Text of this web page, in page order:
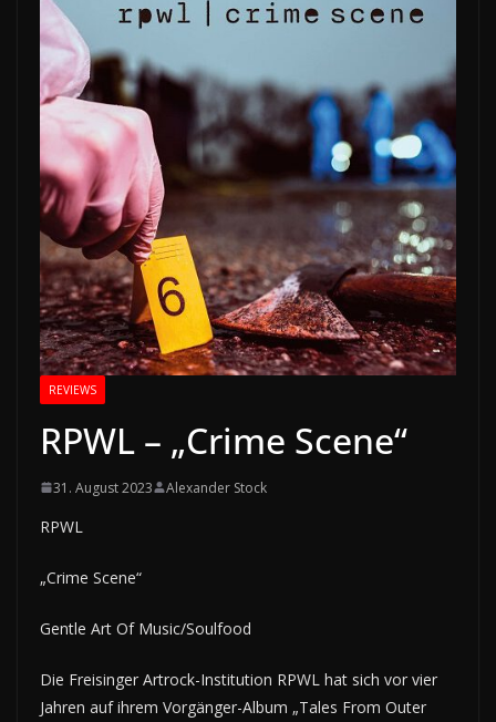
REVIEWS
RPWL – „Crime Scene“
31. August 2023 Alexander Stock
RPWL
„Crime Scene“
Gentle Art Of Music/Soulfood
Die Freisinger Artrock-Institution RPWL hat sich vor vier
Jahren auf ihrem Vorgänger-Album „Tales From Outer